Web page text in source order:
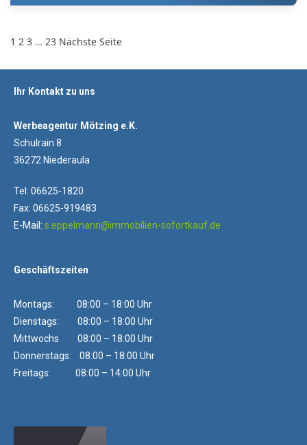
1 2 3 … 23 Nächste Seite
Ihr Kontakt zu uns
Werbeagentur Mötzing e.K.
Schulrain 8
36272 Niederaula
Tel: 06625-1820
Fax: 06625-919483
E-Mail: s.eppelmann@immobilien-sofortkauf.de
Geschäftszeiten
Montags: 08:00 – 18:00 Uhr
Dienstags: 08:00 – 18:00 Uhr
Mittwochs 08:00 – 18:00 Uhr
Donnerstags: 08:00 – 18:00 Uhr
Freitags: 08:00 – 14:00 Uhr